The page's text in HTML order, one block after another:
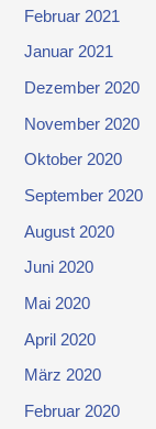
Februar 2021
Januar 2021
Dezember 2020
November 2020
Oktober 2020
September 2020
August 2020
Juni 2020
Mai 2020
April 2020
März 2020
Februar 2020